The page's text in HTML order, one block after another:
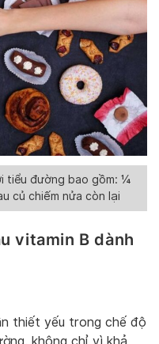
tiểu đường bao gồm: ¼
củ chiếm nửa còn lại
vitamin B dành
thiết yếu trong chế độ
không chỉ vì khả